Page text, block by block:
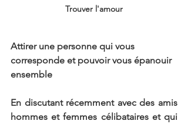
Trouver l'amour
Attirer une personne qui vous
corresponde et pouvoir vous épanouir
ensemble
En discutant récemment avec des amis
hommes et femmes célibataires et qui